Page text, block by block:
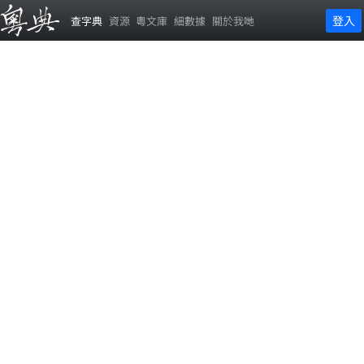
查字典 資源 粵文庫 細數據 關於我哋 登入